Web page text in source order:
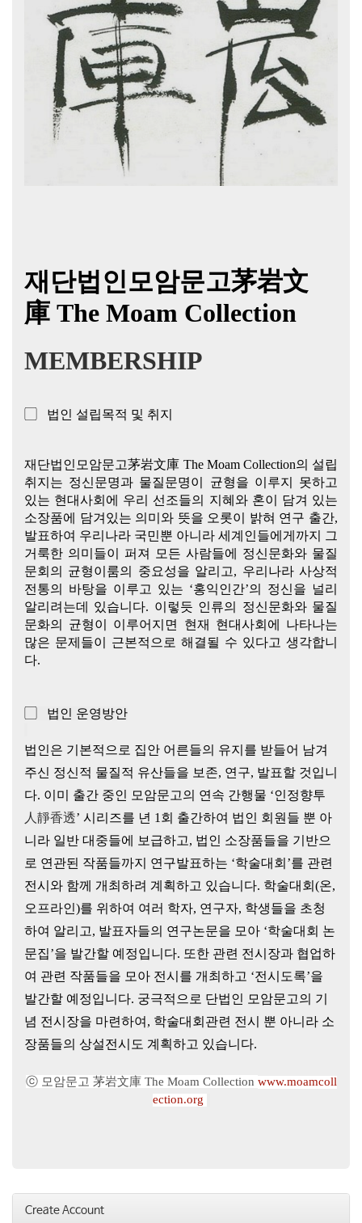
재단법인모암문고茅岩文
庫 The Moam Collection
MEMBERSHIP
▢ 법인 설립목적 및 취지
재단법인모암문고茅岩文庫 The Moam Collection의 설립
취지는 정신문명과 물질문명이 균형을 이루지 못하고
있는 현대사회에 우리 선조들의 지혜와 혼이 담겨 있는
소장품에 담겨있는 의미와 뜻을 오롯이 밝혀 연구 출간,
발표하여 우리나라 국민뿐 아니라 세계인들에게까지 그
거룩한 의미들이 퍼져 모든 사람들에 정신문화와 물질
문회의 균형이룸의 중요성을 알리고, 우리나라 사상적
전통의 바탕을 이루고 있는 ‘홍익인간’의 정신을 널리
알리려는데 있습니다. 이렇듯 인류의 정신문화와 물질
문화의 균형이 이루어지면 현재 현대사회에 나타나는
많은 문제들이 근본적으로 해결될 수 있다고 생각합니
다.
▢ 법인 운영방안
법인은 기본적으로 집안 어른들의 유지를 받들어 남겨
주신 정신적 물질적 유산들을 보존, 연구, 발표할 것입니
다. 이미 출간 중인 모암문고의 연속 간행물 ‘인정향투
人靜香透’ 시리즈를 년 1회 출간하여 법인 회원들 뿐 아
니라 일반 대중들에 보급하고, 법인 소장품들을 기반으
로 연관된 작품들까지 연구발표하는 ‘학술대회’를 관련
전시와 함께 개최하려 계획하고 있습니다. 학술대회(온,
오프라인)를 위하여 여러 학자, 연구자, 학생들을 초청
하여 알리고, 발표자들의 연구논문을 모아 ‘학술대회 논
문집’을 발간할 예정입니다. 또한 관련 전시장과 협업하
여 관련 작품들을 모아 전시를 개최하고 ‘전시도록’을
발간할 예정입니다. 궁극적으로 단법인 모암문고의 기
념 전시장을 마련하여, 학술대회관련 전시 뿐 아니라 소
장품들의 상설전시도 계획하고 있습니다.
ⓒ 모암문고 茅岩文庫 The Moam Collection www.moamcoll
ection.org
Create Account